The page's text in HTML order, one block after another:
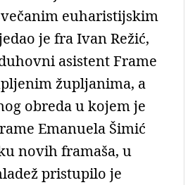
euharistijskim
je fra Ivan Režić,
asistent Frame
župljanima, a
obreda u kojem je
Emanuela Šimić
novih framaša, u
pristupilo je